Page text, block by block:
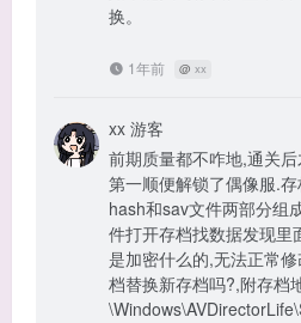
换。
1年前 @ xx
xx 游客
前期质量都不咋地,通关
第一顺便解锁了偶像服.
hash和sav文件两部分组
件打开存档找数据发现里
是加密什么的,无法正常
档替换新存档吗?,附存档